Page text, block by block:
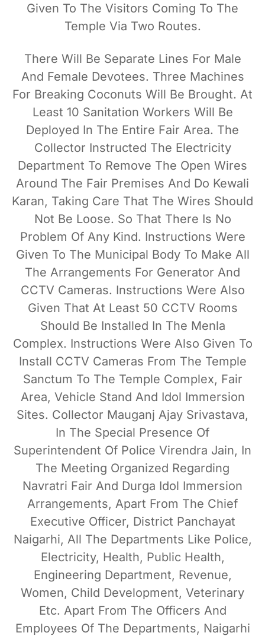
Given To The Visitors Coming To The
Temple Via Two Routes.
There Will Be Separate Lines For Male
And Female Devotees. Three Machines
For Breaking Coconuts Will Be Brought. At
Least 10 Sanitation Workers Will Be
Deployed In The Entire Fair Area. The
Collector Instructed The Electricity
Department To Remove The Open Wires
Around The Fair Premises And Do Kewali
Karan, Taking Care That The Wires Should
Not Be Loose. So That There Is No
Problem Of Any Kind. Instructions Were
Given To The Municipal Body To Make All
The Arrangements For Generator And
CCTV Cameras. Instructions Were Also
Given That At Least 50 CCTV Rooms
Should Be Installed In The Menla
Complex. Instructions Were Also Given To
Install CCTV Cameras From The Temple
Sanctum To The Temple Complex, Fair
Area, Vehicle Stand And Idol Immersion
Sites. Collector Mauganj Ajay Srivastava,
In The Special Presence Of
Superintendent Of Police Virendra Jain, In
The Meeting Organized Regarding
Navratri Fair And Durga Idol Immersion
Arrangements, Apart From The Chief
Executive Officer, District Panchayat
Naigarhi, All The Departments Like Police,
Electricity, Health, Public Health,
Engineering Department, Revenue,
Women, Child Development, Veterinary
Etc. Apart From The Officers And
Employees Of The Departments, Naigarhi